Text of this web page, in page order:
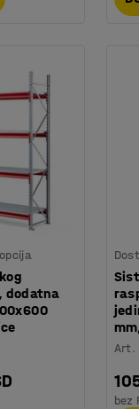
dodatna
Art.
bez